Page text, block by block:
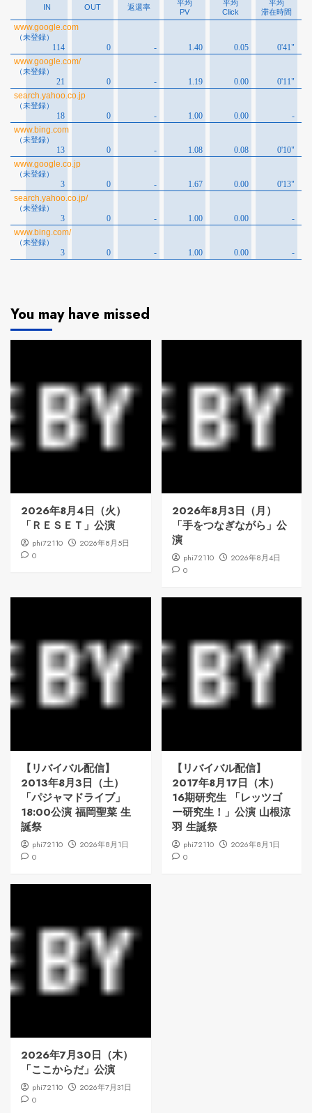
You may have missed
2026年8月4日（火）
「ＲＥＳＥＴ」公演
phi72110
2026年8月5日
0
2026年8月3日（月）
「手をつなぎながら」公
演
phi72110
2026年8月4日
0
【リバイバル配信】
2013年8月3日（土）
「パジャマドライブ」
18:00公演 福岡聖菜 生
誕祭
phi72110
2026年8月1日
0
【リバイバル配信】
2017年8月17日（木）
16期研究生 「レッツゴ
ー研究生！」公演 山根涼
羽 生誕祭
phi72110
2026年8月1日
0
2026年7月30日（木）
「ここからだ」公演
phi72110
2026年7月31日
0